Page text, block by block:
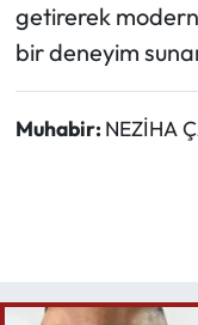
getirerek
bir deneyim
Muhabir: NEZİHA